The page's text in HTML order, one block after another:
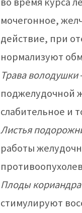
мочегонное,
действие, при
нормализуют
Трава володушки
поджелудочной
слабительное и
Листья
работы
Плоды кориандра
стимулируют